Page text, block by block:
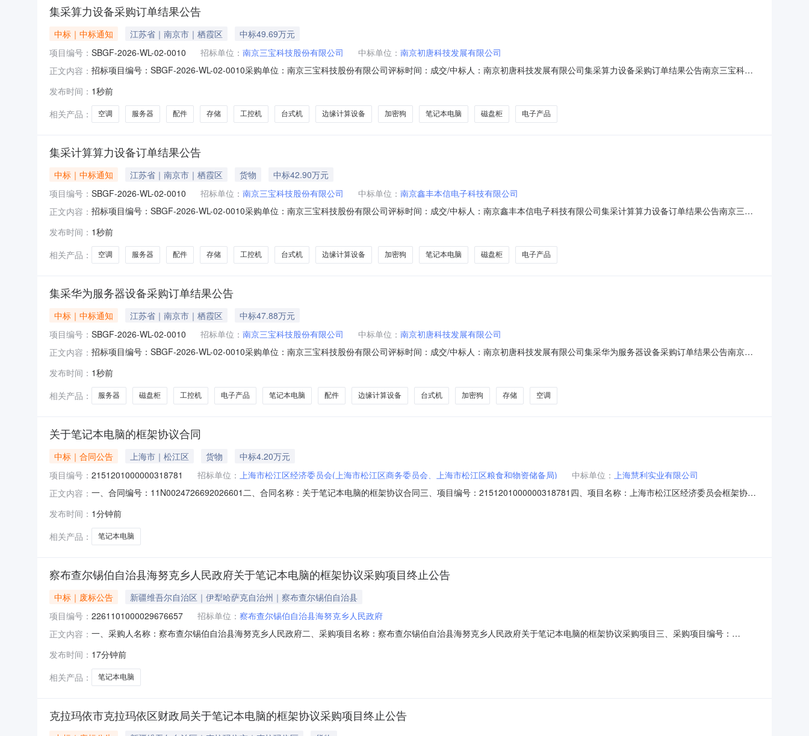
集采算力设备采购订单结果公告
中标｜中标通知 江苏省｜南京市｜栖霞区
中标49.69万元
项目编号： SBGF-2026-WL-02-0010 招标单位： 南京三宝科技股份有限公司 中标单位： 南京初唐科技发展有限公司
正文内容： 招标项目编号：SBGF-2026-WL-02-0010采购单位：南京三宝科技股份有限公司评标时间：成交/中标人：南京初唐科技发展有限公司集采算力设备采购订单结果公告南京三宝科技
交供应商：1.南京初唐科技发展有限公司五、成交内容：南京初唐科技发展有限公司:成交总价：496900元序号项目内容框架协议中标优惠率备注下单数量竞价单价1本项目应征产品
涵盖：服
发布时间： 1秒前
相关产品：
空调 服务器 配件 存储 工控机 台式机 边缘计算设备 加密狗 笔记本电脑 磁盘柜 电子产品
集采计算算力设备订单结果公告
中标｜中标通知 江苏省｜南京市｜栖霞区 货物
中标42.90万元
项目编号： SBGF-2026-WL-02-0010 招标单位： 南京三宝科技股份有限公司 中标单位： 南京鑫丰本信电子科技有限公司
正文内容： 招标项目编号：SBGF-2026-WL-02-0010采购单位：南京三宝科技股份有限公司评标时间：成交/中标人：南京鑫丰本信电子科技有限公司集采计算算力设备订单结果公告南京三宝
四、成交供应商：1.南京鑫丰本信电子科技有限公司五、成交内容：南京鑫丰本信电子科技有限公司:成交总价429000元整。序号项目内容框架协议中标优惠率备注下单数量竞价单
价1本项目应
发布时间： 1秒前
相关产品：
空调 服务器 配件 存储 工控机 台式机 边缘计算设备 加密狗 笔记本电脑 磁盘柜 电子产品
集采华为服务器设备采购订单结果公告
中标｜中标通知 江苏省｜南京市｜栖霞区
中标47.88万元
项目编号： SBGF-2026-WL-02-0010 招标单位： 南京三宝科技股份有限公司 中标单位： 南京初唐科技发展有限公司
正文内容： 招标项目编号：SBGF-2026-WL-02-0010采购单位：南京三宝科技股份有限公司评标时间：成交/中标人：南京初唐科技发展有限公司集采华为服务器设备采购订单结果公告南京三
议执行四、成交供应商：1.南京初唐科技发展有限公司五、成交内容：南京初唐科技发展有限公司:成交总价：478800元序号项目内容框架协议中标优惠率备注下单数量竞价单价1本
项目应征
发布时间： 1秒前
相关产品：
服务器 磁盘柜 工控机 电子产品 笔记本电脑 配件 边缘计算设备 台式机 加密狗 存储 空调
关于笔记本电脑的框架协议合同
中标｜合同公告 上海市｜松江区 货物
中标4.20万元
项目编号： 2151201000000318781 招标单位： 上海市松江区经济委员会(上海市松江区商务委员会、上海市松江区粮食和物资储备局) 中标单位： 上海慧利实业有限公司
正文内容： 一、合同编号：11N0024726692026601二、合同名称：关于笔记本电脑的框架协议合同三、项目编号：2151201000000318781四、项目名称：上海市松江区经济委员会框架协议
海市松江区上海市松江区明南路85号1幢11层1174室联系方式：021-67892681六、合同主要信息主要标的名称：【鸿蒙笔记本】【触屏】华为擎云HM740
发布时间： 1分钟前
相关产品：
笔记本电脑
察布查尔锡伯自治县海努克乡人民政府关于笔记本电脑的框架协议采购项目终止公告
中标｜废标公告
新疆维吾尔自治区｜伊犁哈萨克自治州｜察布查尔锡伯自治县
项目编号： 2261101000029676657 招标单位： 察布查尔锡伯自治县海努克乡人民政府
正文内容： 一、采购人名称：察布查尔锡伯自治县海努克乡人民政府二、采购项目名称：察布查尔锡伯自治县海努克乡人民政府关于笔记本电脑的框架协议采购项目三、采购项目编号：
联系方式1、采购人名称：察布查尔锡伯自治县海努克乡人民政府地址：察布查尔锡伯自治县海努克镇向阳中路联系人：联系电话：传真：2、采购代理机构名称：地址：联系人：联
系电话：传真：3、同级政府采购监
发布时间： 17分钟前
相关产品：
笔记本电脑
克拉玛依市克拉玛依区财政局关于笔记本电脑的框架协议采购项目终止公告